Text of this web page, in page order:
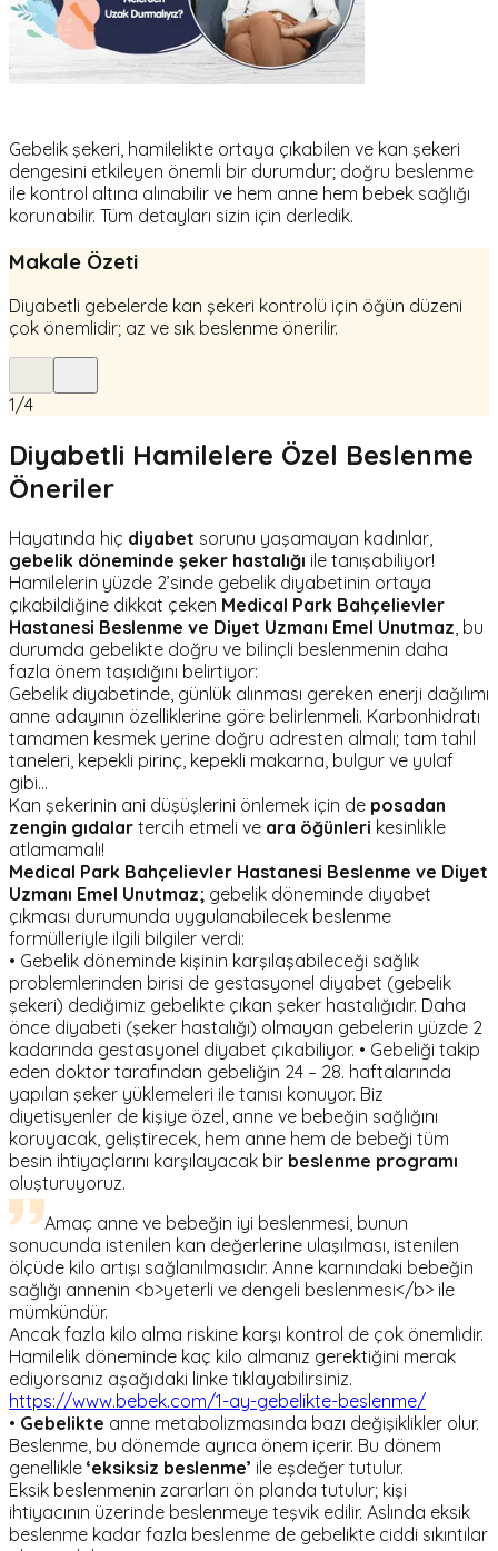
Gebelik şekeri, hamilelikte ortaya çıkabilen ve kan şekeri
dengesini etkileyen önemli bir durumdur; doğru beslenme
ile kontrol altına alınabilir ve hem anne hem bebek sağlığı
korunabilir. Tüm detayları sizin için derledik.
Makale Özeti
Diyabetli gebelerde kan şekeri kontrolü için öğün düzeni
çok önemlidir; az ve sık beslenme önerilir.
1/4
Diyabetli Hamilelere Özel Beslenme
Öneriler
Hayatında hiç diyabet sorunu yaşamayan kadınlar,
gebelik döneminde şeker hastalığı ile tanışabiliyor!
Hamilelerin yüzde 2’sinde gebelik diyabetinin ortaya
çıkabildiğine dikkat çeken Medical Park Bahçelievler
Hastanesi Beslenme ve Diyet Uzmanı Emel Unutmaz, bu
durumda gebelikte doğru ve bilinçli beslenmenin daha
fazla önem taşıdığını belirtiyor:
Gebelik diyabetinde, günlük alınması gereken enerji dağılımı
anne adayının özelliklerine göre belirlenmeli. Karbonhidratı
tamamen kesmek yerine doğru adresten almalı; tam tahıl
taneleri, kepekli pirinç, kepekli makarna, bulgur ve yulaf
gibi…
Kan şekerinin ani düşüşlerini önlemek için de posadan
zengin gıdalar tercih etmeli ve ara öğünleri kesinlikle
atlamamalı!
Medical Park Bahçelievler Hastanesi Beslenme ve Diyet
Uzmanı Emel Unutmaz; gebelik döneminde diyabet
çıkması durumunda uygulanabilecek beslenme
formülleriyle ilgili bilgiler verdi:
• Gebelik döneminde kişinin karşılaşabileceği sağlık
problemlerinden birisi de gestasyonel diyabet (gebelik
şekeri) dediğimiz gebelikte çıkan şeker hastalığıdır. Daha
önce diyabeti (şeker hastalığı) olmayan gebelerin yüzde 2
kadarında gestasyonel diyabet çıkabiliyor. • Gebeliği takip
eden doktor tarafından gebeliğin 24 – 28. haftalarında
yapılan şeker yüklemeleri ile tanısı konuyor. Biz
diyetisyenler de kişiye özel, anne ve bebeğin sağlığını
koruyacak, geliştirecek, hem anne hem de bebeği tüm
besin ihtiyaçlarını karşılayacak bir beslenme programı
oluşturuyoruz.
Amaç anne ve bebeğin iyi beslenmesi, bunun
sonucunda istenilen kan değerlerine ulaşılması, istenilen
ölçüde kilo artışı sağlanılmasıdır. Anne karnındaki bebeğin
sağlığı annenin <b>yeterli ve dengeli beslenmesi</b> ile
mümkündür.
Ancak fazla kilo alma riskine karşı kontrol de çok önemlidir.
Hamilelik döneminde kaç kilo almanız gerektiğini merak
ediyorsanız aşağıdaki linke tıklayabilirsiniz.
https://www.bebek.com/1-ay-gebelikte-beslenme/
• Gebelikte anne metabolizmasında bazı değişiklikler olur.
Beslenme, bu dönemde ayrıca önem içerir. Bu dönem
genellikle ‘eksiksiz beslenme’ ile eşdeğer tutulur.
Eksik beslenmenin zararları ön planda tutulur; kişi
ihtiyacının üzerinde beslenmeye teşvik edilir. Aslında eksik
beslenme kadar fazla beslenme de gebelikte ciddi sıkıntılar